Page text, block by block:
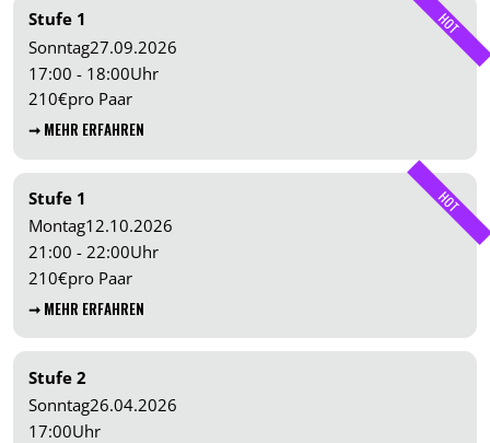
HOT
Stufe 1
Sonntag27.09.2026
17:00 - 18:00Uhr
210€pro Paar
➞ MEHR ERFAHREN
HOT
Stufe 1
Montag12.10.2026
21:00 - 22:00Uhr
210€pro Paar
➞ MEHR ERFAHREN
Stufe 2
Sonntag26.04.2026
17:00Uhr